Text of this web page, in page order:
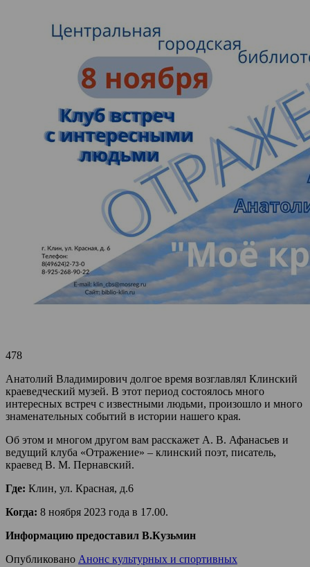
478
Анатолий Владимирович долгое время возглавлял Клинский
краеведческий музей. В этот период состоялось много
интересных встреч с известными людьми, произошло и много
знаменательных событий в истории нашего края.
Об этом и многом другом вам расскажет А. В. Афанасьев и
ведущий клуба «Отражение» – клинский поэт, писатель,
краевед В. М. Пернавский.
Где: Клин, ул. Красная, д.6
Когда: 8 ноября 2023 года в 17.00.
Информацию предоставил В.Кузьмин
Опубликовано Анонс культурных и спортивных